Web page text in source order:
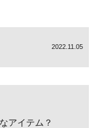
2022.11.05
アイテム？